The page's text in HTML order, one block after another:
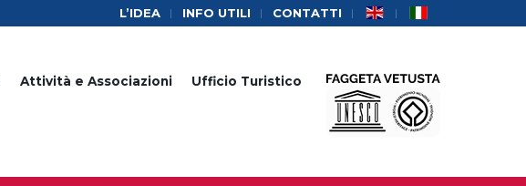
L’IDEA INFO UTILI CONTATTI
Attività e Associazioni Ufficio Turistico